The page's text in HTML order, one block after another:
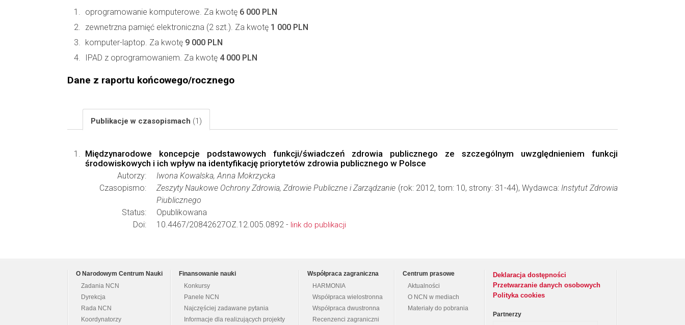
oprogramowanie komputerowe. Za kwotę 6 000 PLN
zewnetrzna pamięć elektroniczna (2 szt.). Za kwotę 1 000 PLN
komputer-laptop. Za kwotę 9 000 PLN
IPAD z oprogramowaniem. Za kwotę 4 000 PLN
Dane z raportu końcowego/rocznego
Publikacje w czasopismach (1)
Międzynarodowe koncepcje podstawowych funkcji/świadczeń zdrowia publicznego ze szczególnym uwzględnieniem funkcji
środowiskowych i ich wpływ na identyfikację priorytetów zdrowia publicznego w Polsce
Autorzy:
Iwona Kowalska, Anna Mokrzycka
Czasopismo:
Zeszyty Naukowe Ochrony Zdrowia, Zdrowie Publiczne i Zarządzanie (rok: 2012, tom: 10, strony: 31-44), Wydawca: Instytut Zdrowia
Piublicznego
Status:
Opublikowana
Doi:
10.4467/20842627OZ.12.005.0892 - link do publikacji
O Narodowym Centrum Nauki
Zadania NCN
Dyrekcja
Rada NCN
Koordynatorzy
Finansowanie nauki
Konkursy
Panele NCN
Najczęściej zadawane pytania
Informacje dla realizujących projekty
Współpraca zagraniczna
HARMONIA
Współpraca wielostronna
Współpraca dwustronna
Recenzenci zagraniczni
Centrum prasowe
Aktualności
O NCN w mediach
Materiały do pobrania
Deklaracja dostępności
Przetwarzanie danych osobowych
Polityka cookies
Partnerzy